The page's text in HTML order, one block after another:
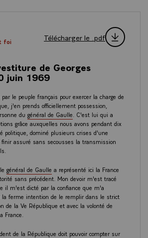
foi
Télécharger le .pdf
de Georges
juin 1969
le peuple français pour exercer la charge de
j'en prends officiellement possession,
du général de Gaulle . C'est lui qui a
grâce auxquelles nous avons pendant dix
politique, dominé plusieurs crises d'une
assuré sans secousses la transmission
général de Gaulle a représenté ici la France
sans précédent. Mon devoir m'est tracé
il m'est dicté par la confiance que m'a
ferme intention de le remplir dans le strict
de la Ve République et avec la volonté de
France.
de la République doit pouvoir compter sur